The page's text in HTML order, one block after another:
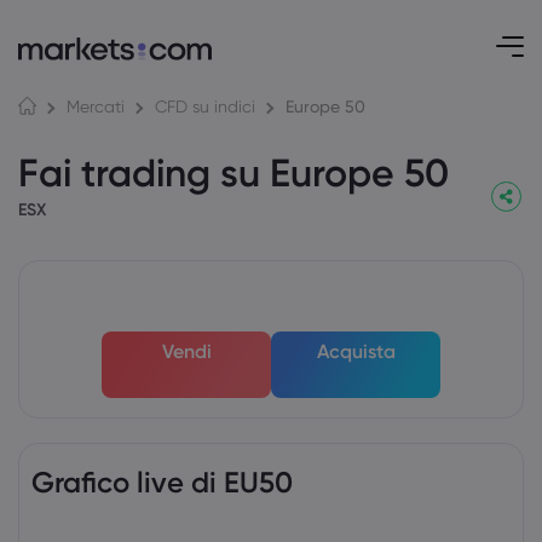
Mercati CFD su indici Europe 50
Fai trading su Europe 50
ESX
Vendi Acquista
Grafico live di EU50